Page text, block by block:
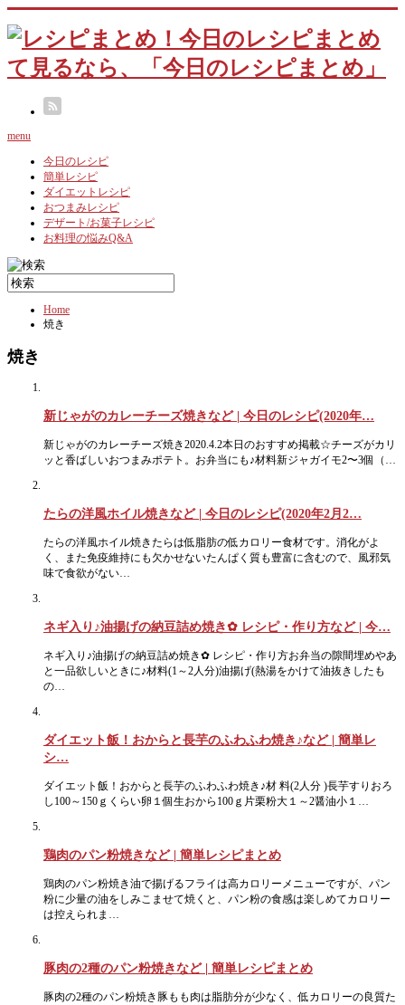
menu
今日のレシピ
簡単レシピ
ダイエットレシピ
おつまみレシピ
デザート/お菓子レシピ
お料理の悩みQ&A
Home
焼き
焼き
新じゃがのカレーチーズ焼きなど | 今日のレシピ(2020年…
新じゃがのカレーチーズ焼き2020.4.2本日のおすすめ掲載☆チーズがカリ
ッと香ばしいおつまみポテト。お弁当にも♪材料新ジャガイモ2〜3個（…
たらの洋風ホイル焼きなど | 今日のレシピ(2020年2月2…
たらの洋風ホイル焼きたらは低脂肪の低カロリー食材です。消化がよ
く、また免疫維持にも欠かせないたんぱく質も豊富に含むので、風邪気
味で食欲がない…
ネギ入り♪油揚げの納豆詰め焼き✿ レシピ・作り方など | 今…
ネギ入り♪油揚げの納豆詰め焼き✿ レシピ・作り方お弁当の隙間埋めやあ
と一品欲しいときに♪材料(1～2人分)油揚げ(熱湯をかけて油抜きしたも
の…
ダイエット飯！おからと長芋のふわふわ焼き♪など | 簡単レ
シ…
ダイエット飯！おからと長芋のふわふわ焼き♪材 料(2人分 )長芋すりおろ
し100～150ｇくらい卵１個生おから100ｇ片栗粉大１～2醤油小１…
鶏肉のパン粉焼きなど | 簡単レシピまとめ
鶏肉のパン粉焼き油で揚げるフライは高カロリーメニューですが、パン
粉に少量の油をしみこませて焼くと、パン粉の食感は楽しめてカロリー
は控えられま…
豚肉の2種のパン粉焼きなど | 簡単レシピまとめ
豚肉の2種のパン粉焼き豚もも肉は脂肪分が少なく、低カロリーの良質た